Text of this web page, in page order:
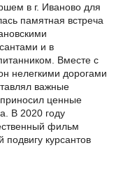
в г. Иваново для
памятная встреча
и в
Вместе с
нелегкими дорогами
важные
ценные
В 2020 году
фильм
курсантов